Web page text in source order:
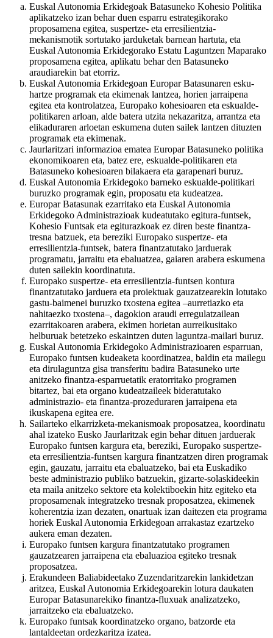
Euskal Autonomia Erkidegoak Batasuneko Kohesio Politika
aplikatzeko izan behar duen esparru estrategikorako
proposamena egitea, suspertze- eta erresilientzia-
mekanismotik sortutako jarduketak barnean hartuta, eta
Euskal Autonomia Erkidegorako Estatu Laguntzen Maparako
proposamena egitea, aplikatu behar den Batasuneko
araudiarekin bat etorriz.
Euskal Autonomia Erkidegoan Europar Batasunaren esku-
hartze programak eta ekimenak lantzea, horien jarraipena
egitea eta kontrolatzea, Europako kohesioaren eta eskualde-
politikaren arloan, alde batera utzita nekazaritza, arrantza eta
elikaduraren arloetan eskumena duten sailek lantzen dituzten
programak eta ekimenak.
Jaurlaritzari informazioa ematea Europar Batasuneko politika
ekonomikoaren eta, batez ere, eskualde-politikaren eta
Batasuneko kohesioaren bilakaera eta garapenari buruz.
Euskal Autonomia Erkidegoko barneko eskualde-politikari
buruzko programak egin, proposatu eta kudeatzea.
Europar Batasunak ezarritako eta Euskal Autonomia
Erkidegoko Administrazioak kudeatutako egitura-funtsek,
Kohesio Funtsak eta egiturazkoak ez diren beste finantza-
tresna batzuek, eta bereziki Europako suspertze- eta
erresilientzia-funtsek, batera finantzatutako jarduerak
programatu, jarraitu eta ebaluatzea, gaiaren arabera eskumena
duten sailekin koordinatuta.
Europako suspertze- eta erresilientzia-funtsen kontura
finantzatutako jarduera eta proiektuak gauzatzearekin lotutako
gastu-baimenei buruzko txostena egitea –aurretiazko eta
nahitaezko txostena–, dagokion araudi erregulatzailean
ezarritakoaren arabera, ekimen horietan aurreikusitako
helburuak betetzeko eskaintzen duten laguntza-mailari buruz.
Euskal Autonomia Erkidegoko Administrazioaren esparruan,
Europako funtsen kudeaketa koordinatzea, baldin eta mailegu
eta dirulaguntza gisa transferitu badira Batasuneko urte
anitzeko finantza-esparruetatik eratorritako programen
bitartez, bai eta organo kudeatzaileek bideratutako
administrazio- eta finantza-prozeduraren jarraipena eta
ikuskapena egitea ere.
Sailarteko elkarrizketa-mekanismoak proposatzea, koordinatu
ahal izateko Eusko Jaurlaritzak egin behar dituen jarduerak
Europako funtsen kargura eta, bereziki, Europako suspertze-
eta erresilientzia-funtsen kargura finantzatzen diren programak
egin, gauzatu, jarraitu eta ebaluatzeko, bai eta Euskadiko
beste administrazio publiko batzuekin, gizarte-solaskideekin
eta maila anitzeko sektore eta kolektiboekin hitz egiteko eta
proposamenak integratzeko tresnak proposatzea, ekimenek
koherentzia izan dezaten, onartuak izan daitezen eta programa
horiek Euskal Autonomia Erkidegoan arrakastaz ezartzeko
aukera eman dezaten.
Europako funtsen kargura finantzatutako programen
gauzatzearen jarraipena eta ebaluazioa egiteko tresnak
proposatzea.
Erakundeen Baliabideetako Zuzendaritzarekin lankidetzan
aritzea, Euskal Autonomia Erkidegoarekin lotura daukaten
Europar Batasunarekiko finantza-fluxuak analizatzeko,
jarraitzeko eta ebaluatzeko.
Europako funtsak koordinatzeko organo, batzorde eta
lantaldeetan ordezkaritza izatea.